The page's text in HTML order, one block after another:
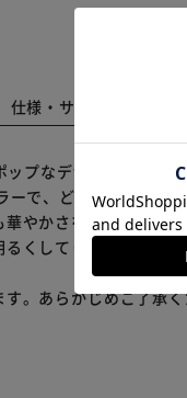
仕様・サイズ
プなデザインが特徴
で、どんなコーディ
やかさをプラスしま
くしてくれるアイテ
。あらかじめご了承
※ご確